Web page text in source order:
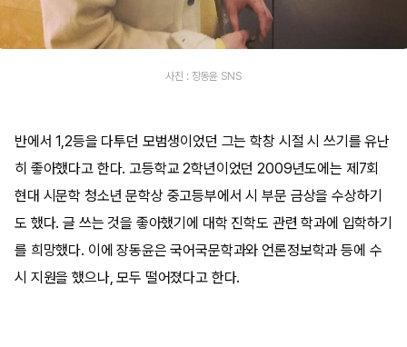
사진 : 장동윤 SNS
반에서 1,2등을 다투던 모범생이었던 그는 학창 시절 시 쓰기를 유난
히 좋아했다고 한다. 고등학교 2학년이었던 2009년도에는 제7회
현대 시문학 청소년 문학상 중고등부에서 시 부문 금상을 수상하기
도 했다. 글 쓰는 것을 좋아했기에 대학 진학도 관련 학과에 입학하기
를 희망했다. 이에 장동윤은 국어국문학과와 언론정보학과 등에 수
시 지원을 했으나, 모두 떨어졌다고 한다.